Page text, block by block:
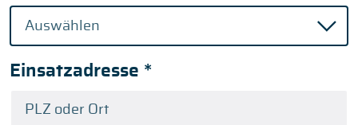
Einsatzadresse *